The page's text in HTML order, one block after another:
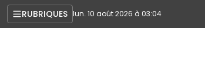
RUBRIQUES lun. 10 août 2026 à 03:04